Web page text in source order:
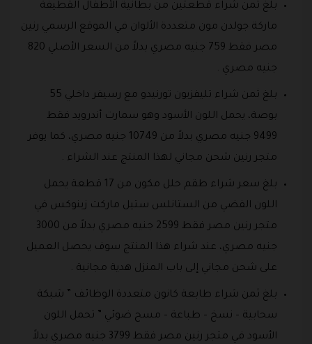
بلغ ثمن شراء قطعتين من بطانية الأطفال القطيفة
ماركة جولدن مون متعددة الألوان في الموقع الرسمي رنين
مصر فقط 759 جنيه مصري بدلاً من السعر الأصلي 820
جنيه مصري .
بلغ ثمن شراء تليفزيون تورنيدو مع رسيفر داخلي 55
بوصة، يحمل اللون الأسود وهو سمارت أندرويد فقط
9499 جنيه مصري بدلاً من 10749 جنيه مصري، كما يوفر
متجر رنين شحن مجاني لهذا المنتج عند الشراء .
بلغ سعر شراء طقم حلل مكون من 17 قطعة يحمل
اللون الفضي من الستانلس ستيل ماركت زينوكس في
متجر رنين مصر فقط 2599 جنيه مصري بدلاً من 3000
جنيه مصري، عند شراء هذا المنتج سوف يحصل العميل
على شحن مجاني إلى باب المنزل هدية مجانية .
بلغ ثمن شراء طابعة كانون متعددة الوظائف ” شبكة
سحابية – نسخ – طباعة – مسح ضوئي ” تحمل اللون
الأسود في متجر رنين مصر فقط 3799 جنيه مصري بدلاً